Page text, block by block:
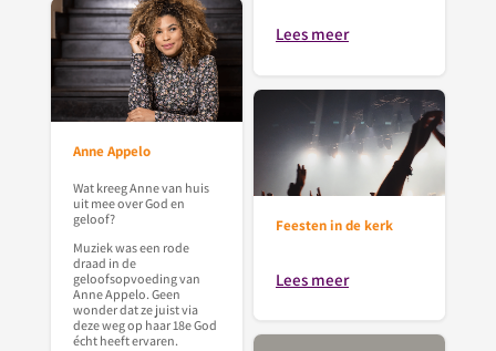
Lees meer
Anne Appelo
Wat kreeg Anne van huis
uit mee over God en
geloof?
Muziek was een rode
draad in de
geloofsopvoeding van
Anne Appelo. Geen
wonder dat ze juist via
deze weg op haar 18e God
écht heeft ervaren.
Feesten in de kerk
Lees meer